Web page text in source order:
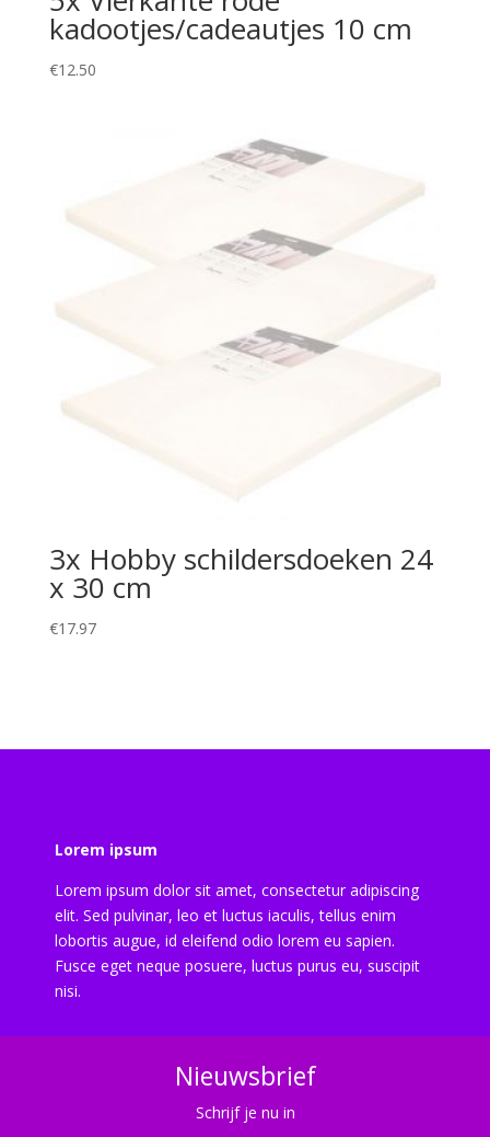
kadootjes/cadeautjes 10 cm
€12.50
3x Hobby schildersdoeken 24
x 30 cm
€17.97
Lorem ipsum
Lorem ipsum dolor sit amet, consectetur adipiscing
elit. Sed pulvinar, leo et luctus iaculis, tellus enim
lobortis augue, id eleifend odio lorem eu sapien.
Fusce eget neque posuere, luctus purus eu, suscipit
nisi.
Nieuwsbrief
Schrijf je nu in